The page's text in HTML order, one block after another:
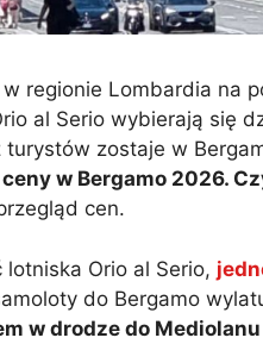
regionie Lombardia na
al Serio wybierają się
zostaje w
ceny w Bergamo 2026.
cen.
Orio al Serio,
do Bergamo
w drodze do